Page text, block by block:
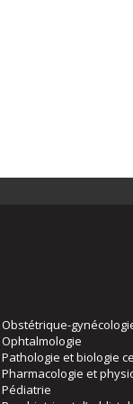
Obstétrique-
Ophtalmologie
Pathologie et biologie
Pharmacologie et
Pédiatrie